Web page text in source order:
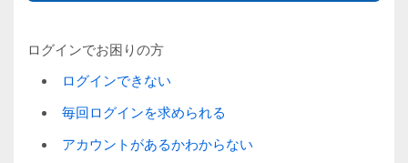
ログインでお困りの方
ログインできない
毎回ログインを求められる
アカウントがあるかわからない